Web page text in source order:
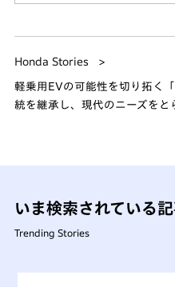
Honda Stories
軽乗用EVの可能性を切り拓く
統を継承し、現代のニーズをと
いま検索されている
Trending Stories